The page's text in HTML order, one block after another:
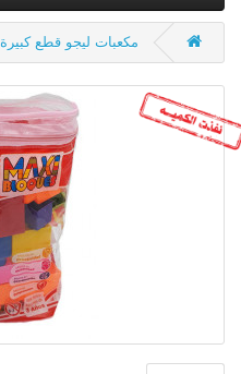
مكعبات ليجو قطع كبيرة 72 قطعة